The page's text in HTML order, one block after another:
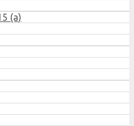
(a)